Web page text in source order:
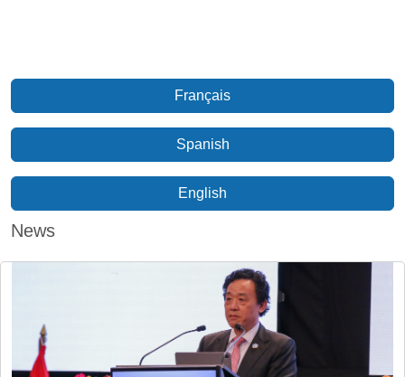
Français
Spanish
English
News